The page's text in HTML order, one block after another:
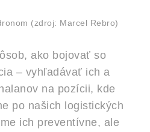
(zdroj: Marcel Rebro)
ako bojovať so
– vyhľadávať ich a
na pozícii, kde
po našich logistických
ich preventívne, ale